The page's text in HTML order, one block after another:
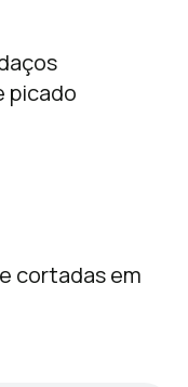
picado
cortadas em